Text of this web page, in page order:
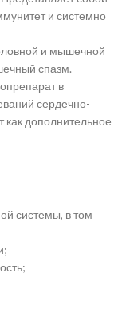
и системно
и мышечной
спазм.
в
сердечно-
как дополнительное
системы, в том